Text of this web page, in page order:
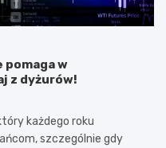
pomaga w
z dyżurów!
każdego roku
szczególnie gdy